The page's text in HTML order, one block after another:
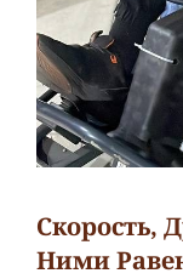
Скорость,
Ними